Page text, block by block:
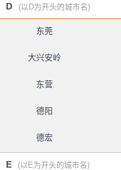
D (以D为开头的城市名)
东莞
大兴安岭
东营
德阳
德宏
E (以E为开头的城市名)